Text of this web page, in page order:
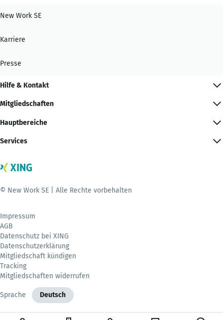
New Work SE
Karriere
Presse
Hilfe & Kontakt
Mitgliedschaften
Hauptbereiche
Services
© New Work SE | Alle Rechte vorbehalten
Impressum
AGB
Datenschutz bei XING
Datenschutzerklärung
Mitgliedschaft kündigen
Tracking
Mitgliedschaften widerrufen
Sprache Deutsch